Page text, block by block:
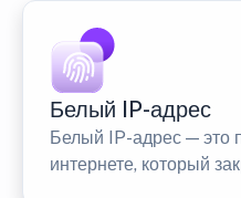
Белый IP-адрес
Белый IP-адрес — это
интернете, который